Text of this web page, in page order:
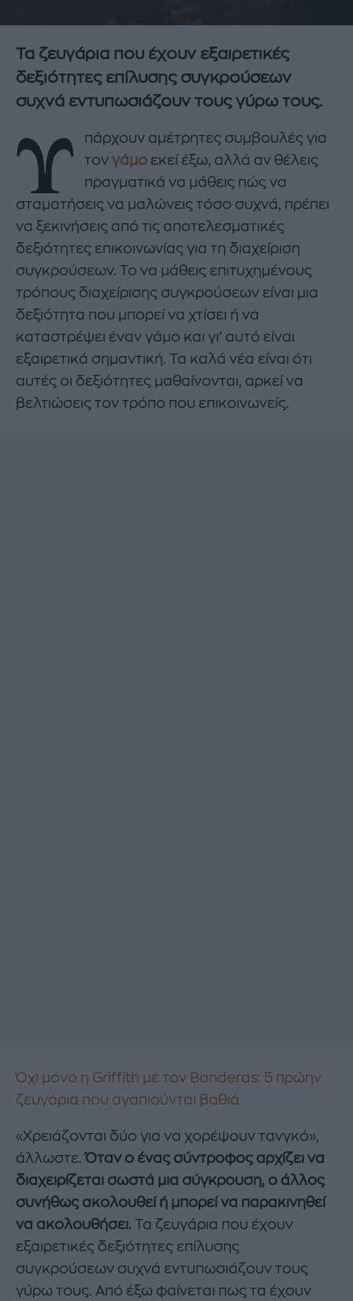
Τα ζευγάρια που έχουν εξαιρετικές
δεξιότητες επίλυσης συγκρούσεων
συχνά εντυπωσιάζουν τους γύρω τους.
Υ
πάρχουν αμέτρητες συμβουλές για
τον γάμο εκεί έξω, αλλά αν θέλεις
πραγματικά να μάθεις πώς να
σταματήσεις να μαλώνεις τόσο συχνά, πρέπει
να ξεκινήσεις από τις αποτελεσματικές
δεξιότητες επικοινωνίας για τη διαχείριση
συγκρούσεων. Το να μάθεις επιτυχημένους
τρόπους διαχείρισης συγκρούσεων είναι μια
δεξιότητα που μπορεί να χτίσει ή να
καταστρέψει έναν γάμο και γι’ αυτό είναι
εξαιρετικά σημαντική. Τα καλά νέα είναι ότι
αυτές οι δεξιότητες μαθαίνονται, αρκεί να
βελτιώσεις τον τρόπο που επικοινωνείς.
Όχι μόνο η Griffith με τον Banderas: 5 πρώην
ζευγάρια που αγαπιούνται βαθιά
«Χρειάζονται δύο για να χορέψουν τανγκό»,
άλλωστε.Όταν ο ένας σύντροφος αρχίζει να
διαχειρίζεται σωστά μια σύγκρουση, ο άλλος
συνήθως ακολουθεί ή μπορεί να παρακινηθεί
να ακολουθήσει. Τα ζευγάρια που έχουν
εξαιρετικές δεξιότητες επίλυσης
συγκρούσεων συχνά εντυπωσιάζουν τους
γύρω τους. Από έξω φαίνεται πως τα έχουν